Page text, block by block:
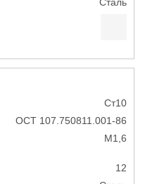
Ст10
ОСТ 107.750811.001-86
М1,6
12